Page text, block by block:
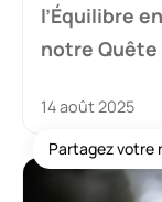
l’Équilibre
notre
14 août 2025
Partagez votre